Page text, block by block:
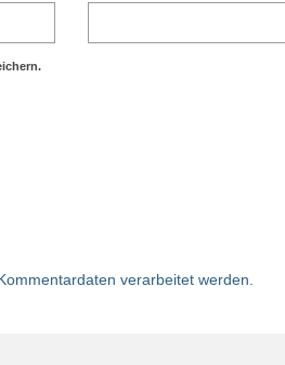
verarbeitet werden.